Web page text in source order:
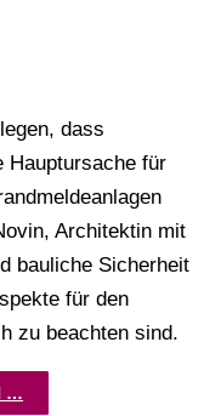
dass
Hauptursache für
Architektin mit
bauliche Sicherheit
für den
zu beachten sind.
…